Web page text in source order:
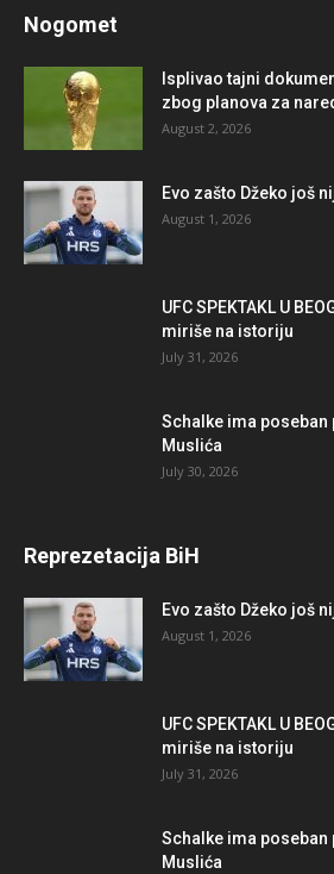
Nogomet
Isplivao tajni
zbog planova za
August 2, 2026
Evo zašto Džeko još
August 1, 2026
UFC SPEKTAKL U
miriše na istoriju
July 31, 2026
Schalke ima poseban
Muslića
July 30, 2026
Reprezetacija BiH
Evo zašto Džeko još
August 1, 2026
UFC SPEKTAKL U
miriše na istoriju
July 31, 2026
Schalke ima poseban
Muslića